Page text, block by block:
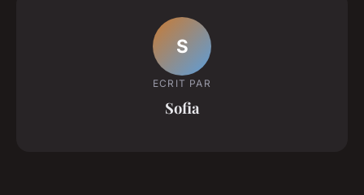
S
ECRIT PAR
Sofia